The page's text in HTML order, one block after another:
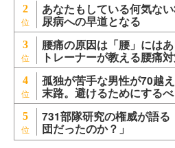
2 あなたもしている何気な
尿病への早道となる
3 腰痛の原因は「腰」には
トレーナーが教える腰痛
4 孤独が苦手な男性が70越
末路。避けるためにする
5 731部隊研究の権威が語
団だったのか？」